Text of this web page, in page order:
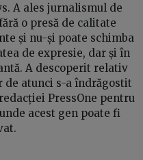
A ales jurnalismul de
o presă de calitate
și nu-și poate schimba
de expresie, dar și în
A descoperit relativ
atunci s-a îndrăgostit
PressOne pentru
acest gen poate fi